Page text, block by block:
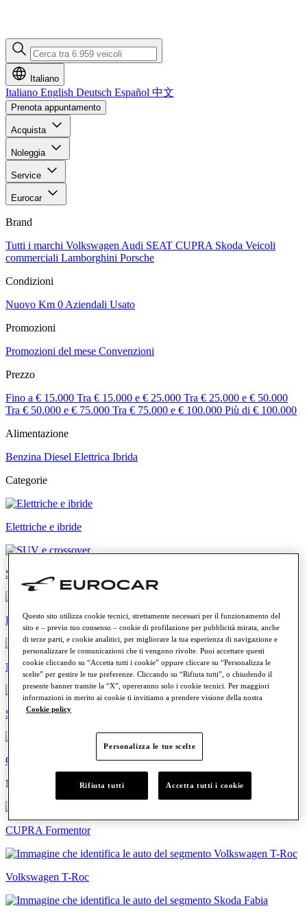
Italiano
Italiano English Deutsch Español 中文
Prenota appuntamento
Acquista
Noleggia
Service
Eurocar
Brand
Tutti i marchi Volkswagen Audi SEAT CUPRA Skoda Veicoli
commerciali Lamborghini Porsche
Condizioni
Nuovo Km 0 Aziendali Usato
Promozioni
Promozioni del mese Convenzioni
Prezzo
Fino a € 15.000 Tra € 15.000 e € 25.000 Tra € 25.000 e € 50.000
Tra € 50.000 e € 75.000 Tra € 75.000 e € 100.000 Più di € 100.000
Alimentazione
Benzina Diesel Elettrica Ibrida
Categorie
Elettriche e ibride
SUV e crossover
Familiari
Neopatentati
Sportive
Commerciali
Modelli più cercati
CUPRA Formentor
Volkswagen T-Roc
Questo sito utilizza cookie tecnici, strettamente necessari per il funzionamento del
sito e – previo tuo consenso – cookie di profilazione per pubblicità mirata, anche
di terze parti, e cookie analitici, per migliorare la tua esperienza di navigazione e
personalizzare le comunicazioni che ti vengono rivolte. Puoi accettare questi
cookie cliccando su “Accetta tutti i cookie” oppure cliccare su “Personalizza le
scelte” per gestire le tue preferenze. Cliccando su “Rifiuta tutti”, o chiudendo il
presente banner tramite la “X”, opereranno solo i cookie tecnici. Per maggiori
informazioni in merito ai cookie ti invitiamo a prendere visione della nostra
Cookie policy
Personalizza le tue scelte
Rifiuta tutti Accetta tutti i cookie